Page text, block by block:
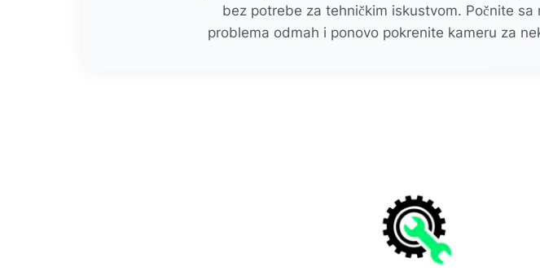
bez potrebe za tehničkim iskustvom. Počnite sa
problema odmah i ponovo pokrenite kameru za